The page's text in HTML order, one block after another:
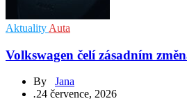
Aktuality Auta
Volkswagen čelí zásadním
By Jana
.24 července, 2026